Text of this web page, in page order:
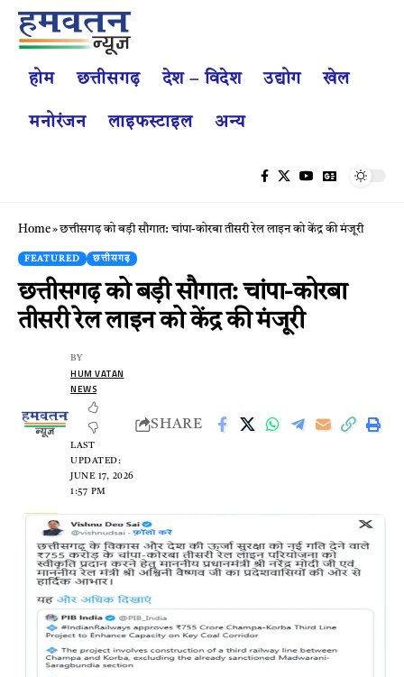
होम छत्तीसगढ़ देश – विदेश उद्योग खेल
मनोरंजन लाइफस्टाइल अन्य
Home»छत्तीसगढ़ को बड़ी सौगात: चांपा-कोरबा तीसरी रेल लाइन को केंद्र की मंजूरी
FEATURED छत्तीसगढ़
छत्तीसगढ़ को बड़ी सौगात: चांपा-कोरबा
तीसरी रेल लाइन को केंद्र की मंजूरी
LAST
UPDATED:
JUNE 17, 2026
1:57 PM
BY
HUM VATAN
NEWS
SHARE